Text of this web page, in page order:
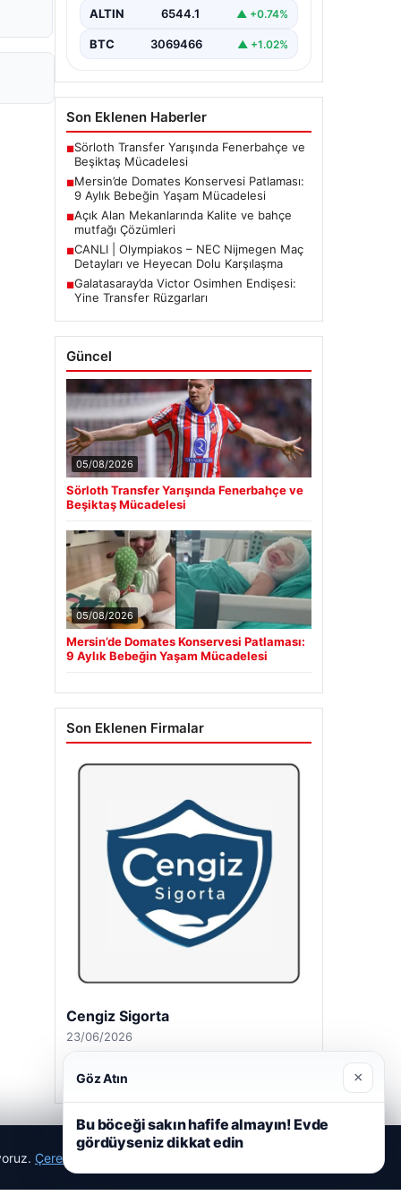
etkiledi. 19 Eylül 2023 tarihinde…
ALTIN 6544.1 ▲ +0.74%
BTC 3069466 ▲ +1.02%
Son Eklenen Haberler
■Sörloth Transfer Yarışında Fenerbahçe ve
Beşiktaş Mücadelesi
■Mersin’de Domates Konservesi Patlaması:
9 Aylık Bebeğin Yaşam Mücadelesi
■Açık Alan Mekanlarında Kalite ve bahçe
mutfağı Çözümleri
■CANLI | Olympiakos – NEC Nijmegen Maç
Detayları ve Heyecan Dolu Karşılaşma
■Galatasaray’da Victor Osimhen Endişesi:
Yine Transfer Rüzgarları
Güncel
05/08/2026
Sörloth Transfer Yarışında Fenerbahçe ve
Beşiktaş Mücadelesi
05/08/2026
Mersin’de Domates Konservesi Patlaması:
9 Aylık Bebeğin Yaşam Mücadelesi
Son Eklenen Firmalar
Cengiz Sigorta
23/06/2026
Çerez Politikamız
Göz Atın ×
Bu böceği sakın hafife almayın! Evde
gördüyseniz dikkat edin